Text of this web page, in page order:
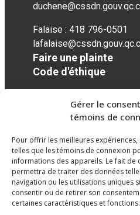
Gérer le
témoins de
Pour offrir les meilleures
telles que les témoins de connexion
informations des appareils. Le fait de
permettra de traiter des données
navigation ou les utilisations uniques
consentir ou de retirer son
certaines caractéristiques et fonctions.
Falaise : 418 796-0501
Faire une plainte
Code d'éthique
Réseaux sociaux
facebook